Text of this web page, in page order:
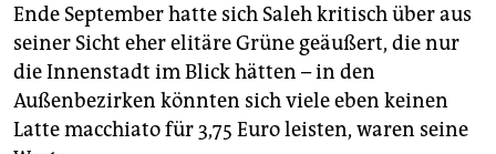
Ende September hatte sich Saleh kritisch über aus
seiner Sicht eher elitäre Grüne geäußert, die nur
die Innenstadt im Blick hätten – in den
Außenbezirken könnten sich viele eben keinen
Latte macchiato für 3,75 Euro leisten, waren seine